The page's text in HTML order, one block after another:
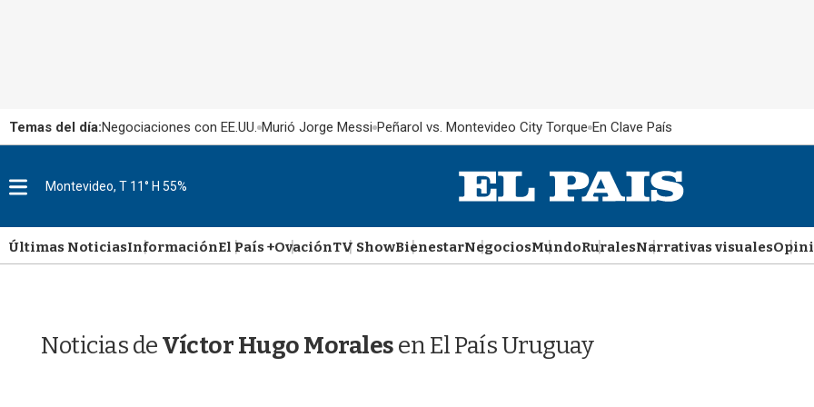
Temas del día:Negociaciones con EE.UU. Murió Jorge Messi Peñarol vs. Montevideo City Torque En Clave País
M
u
Montevideo, T 11° H 55%
Últimas NoticiasInformaciónEl País +OvaciónTV ShowBienestarNegociosMundoRuralesNarrativas visuales
Noticias deVíctor Hugo Moralesen El País Uruguay